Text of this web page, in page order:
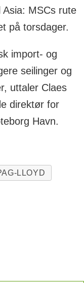
Asia: MSCs rute
på torsdager.
import- og
seilinger og
uttaler Claes
direktør for
Havn.
LLOYD